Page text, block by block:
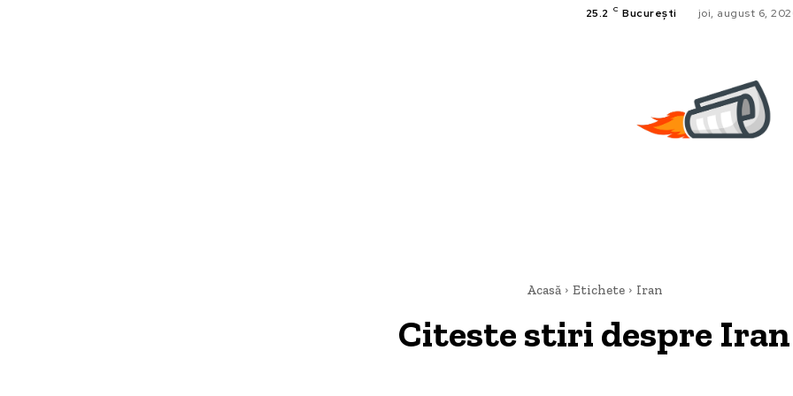
25.2 C București joi, august 6,
Acasă Etichete Iran
Citeste stiri despreIran